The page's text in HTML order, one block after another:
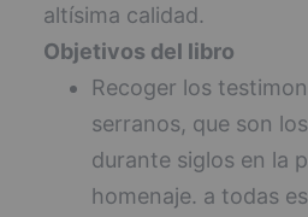
altísima calidad.
Objetivos del libro
Recoger los
serranos, que son
durante siglos en la
homenaje. a todas